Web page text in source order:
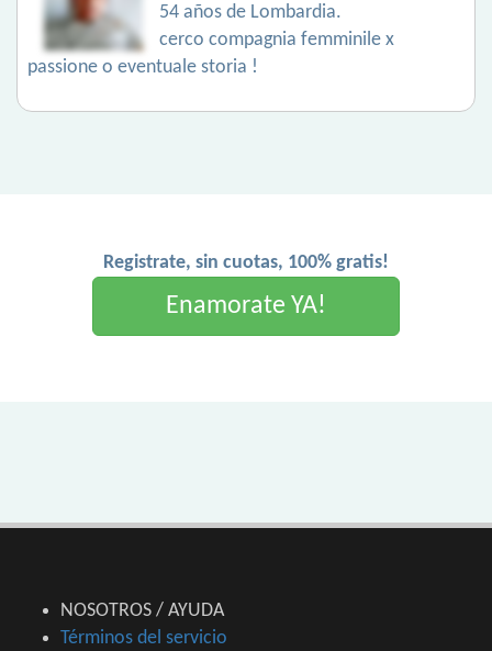
54 años de Lombardia.
cerco compagnia femminile x
passione o eventuale storia !
Registrate, sin cuotas, 100% gratis!
Enamorate YA!
NOSOTROS / AYUDA
Términos del servicio